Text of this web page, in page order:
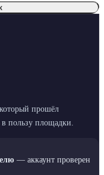
прошёл
пользу площадки.
— аккаунт проверен